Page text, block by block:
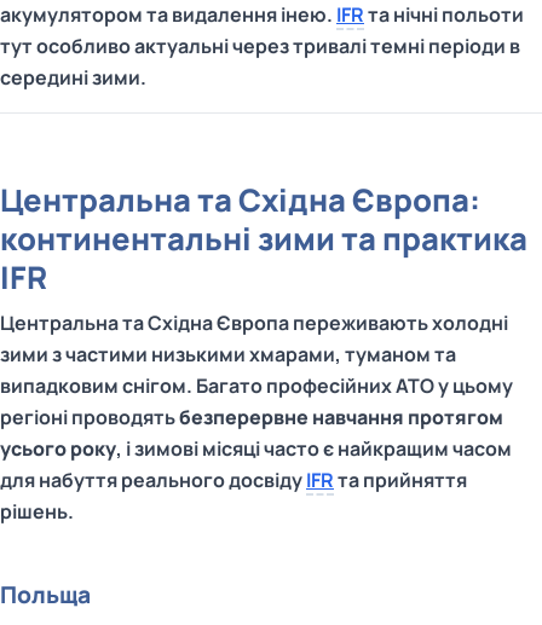
акумулятором та видалення інею. IFRта нічні польоти
тут особливо актуальні через тривалі темні періоди в
середині зими.
Центральна та Східна Європа:
континентальні зими та практика
IFR
Центральна та Східна Європа переживають холодні
зими з частими низькими хмарами, туманом та
випадковим снігом. Багато професійних ATO у цьому
регіоні проводятьбезперервне навчання протягом
усього року, і зимові місяці часто є найкращим часом
для набуття реального досвідуIFRта прийняття
рішень.
Польща